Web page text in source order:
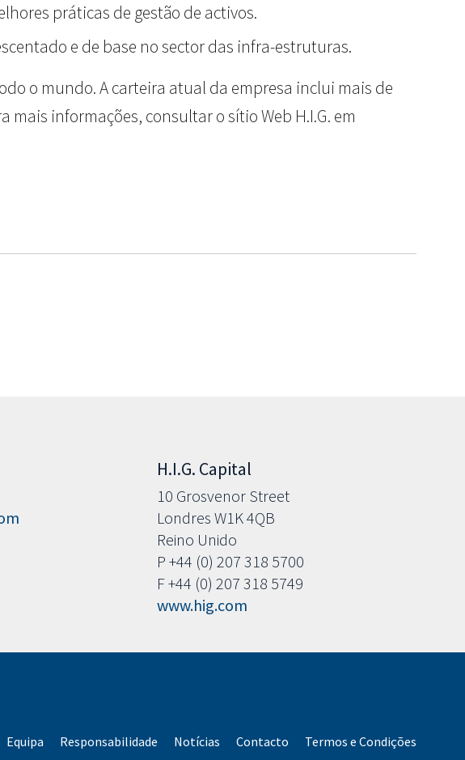
práticas de gestão de activos.
e de base no sector das infra-estruturas.
o mundo. A carteira atual da empresa inclui mais de
mais informações, consultar o sítio Web H.I.G. em
H.I.G. Capital
10 Grosvenor Street
Londres W1K 4QB
Reino Unido
P +44 (0) 207 318 5700
F +44 (0) 207 318 5749
www.hig.com
Equipa Responsabilidade Notícias Contacto Termos e Condições